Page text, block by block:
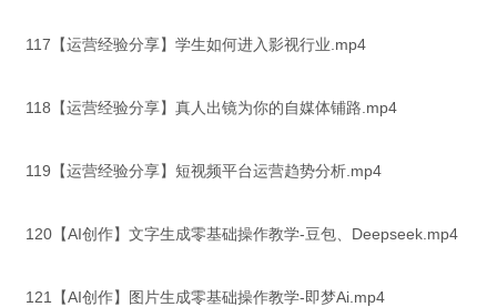
117【运营经验分享】学生如何进入影视行业.mp4
118【运营经验分享】真人出镜为你的自媒体铺路.mp4
119【运营经验分享】短视频平台运营趋势分析.mp4
120【AI创作】文字生成零基础操作教学-豆包、Deepseek.mp4
121【AI创作】图片生成零基础操作教学-即梦Ai.mp4